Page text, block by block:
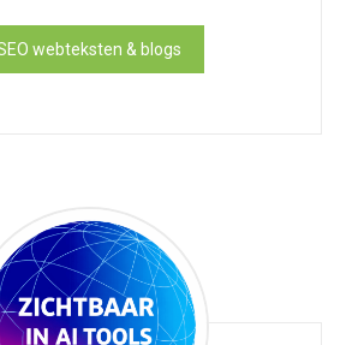
webteksten & blogs